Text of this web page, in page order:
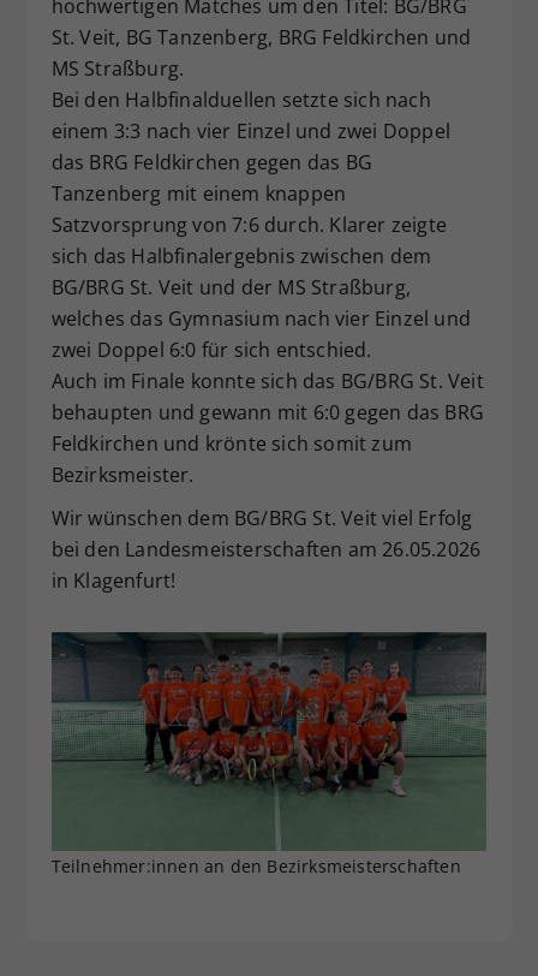
hochwertigen Matches um den Titel: BG/BRG
St. Veit, BG Tanzenberg, BRG Feldkirchen und
MS Straßburg.
Bei den Halbfinalduellen setzte sich nach
einem 3:3 nach vier Einzel und zwei Doppel
das BRG Feldkirchen gegen das BG
Tanzenberg mit einem knappen
Satzvorsprung von 7:6 durch. Klarer zeigte
sich das Halbfinalergebnis zwischen dem
BG/BRG St. Veit und der MS Straßburg,
welches das Gymnasium nach vier Einzel und
zwei Doppel 6:0 für sich entschied.
Auch im Finale konnte sich das BG/BRG St. Veit
behaupten und gewann mit 6:0 gegen das BRG
Feldkirchen und krönte sich somit zum
Bezirksmeister.
Wir wünschen dem BG/BRG St. Veit viel Erfolg
bei den Landesmeisterschaften am 26.05.2026
in Klagenfurt!
Teilnehmer:innen an den Bezirksmeisterschaften
Zweck
Dieser Wert speichert Ihre Consent-
Einstellungen. Unter anderem eine
zufällig generierte ID, für die
historische Speicherung Ihrer
vorgenommen Einstellungen, falls der
Webseiten-Betreiber dies eingestellt
hat.